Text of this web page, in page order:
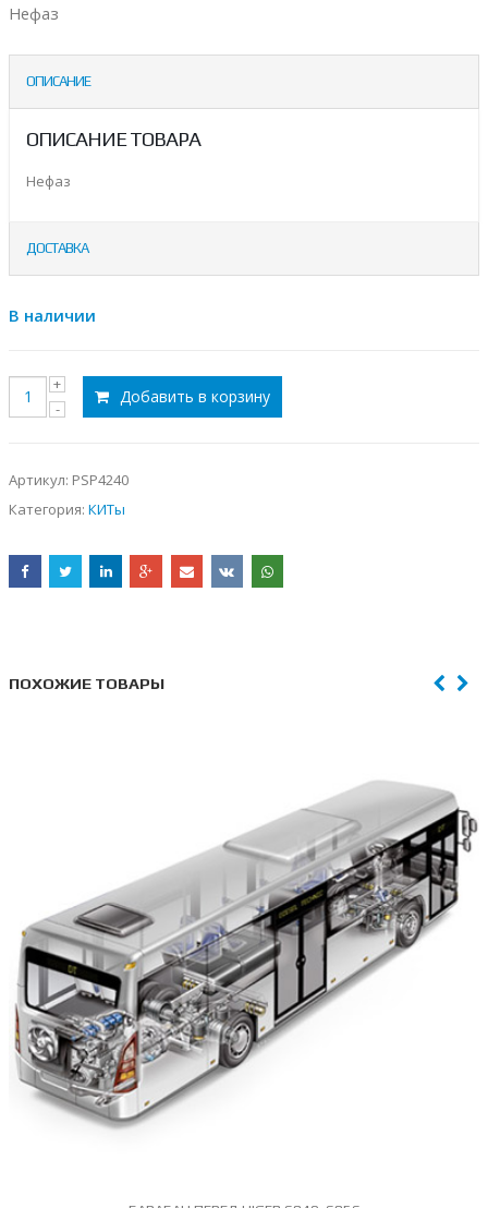
Нефаз
ОПИСАНИЕ
ОПИСАНИЕ ТОВАРА
Нефаз
ДОСТАВКА
В наличии
Добавить в корзину
Артикул: PSP4240
Категория: КИТы
ПОХОЖИЕ ТОВАРЫ